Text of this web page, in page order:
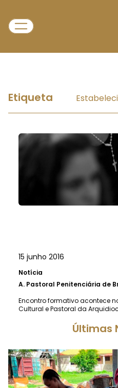
Etiqueta
15 junho 2016
Notícia
A. Pastoral Penitenciária de
Encontro formativo acontece
Cultural e Pastoral da
Últimas